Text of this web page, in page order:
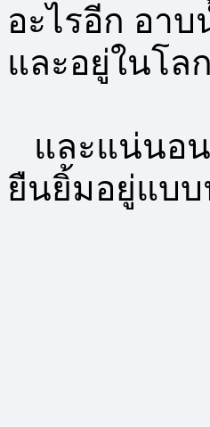
อะไรอีก อา
และอยู่ในโล
และแน่นอน
ยืนยิ้มอยู่แบ